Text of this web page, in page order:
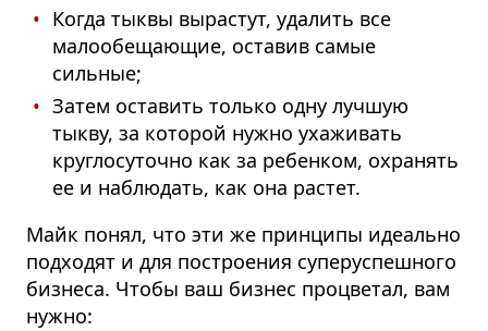
Когда тыквы вырастут, удалить все
малообещающие, оставив самые
сильные;
Затем оставить только одну лучшую
тыкву, за которой нужно ухаживать
круглосуточно как за ребенком, охранять
ее и наблюдать, как она растет.
Майк понял, что эти же принципы идеально
подходят и для построения суперуспешного
бизнеса. Чтобы ваш бизнес процветал, вам
нужно: